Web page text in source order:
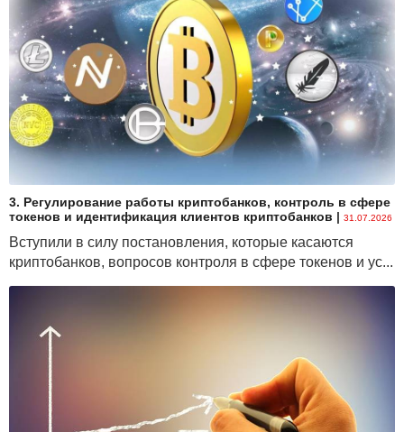
3. Регулирование работы криптобанков, контроль в сфере
токенов и идентификация клиентов криптобанков | 31.07.2026
Вступили в силу постановления, которые касаются
криптобанков, вопросов контроля в сфере токенов и ус...